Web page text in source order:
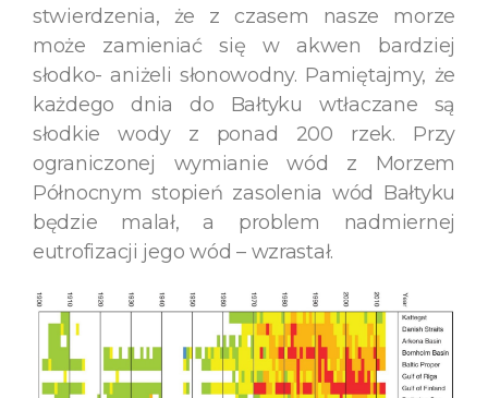
stwierdzenia, że z czasem nasze morze
może zamieniać się w akwen bardziej
słodko- aniżeli słonowodny. Pamiętajmy, że
każdego dnia do Bałtyku wtłaczane są
słodkie wody z ponad 200 rzek. Przy
ograniczonej wymianie wód z Morzem
Północnym stopień zasolenia wód Bałtyku
będzie malał, a problem nadmiernej
eutrofizacji jego wód – wzrastał.